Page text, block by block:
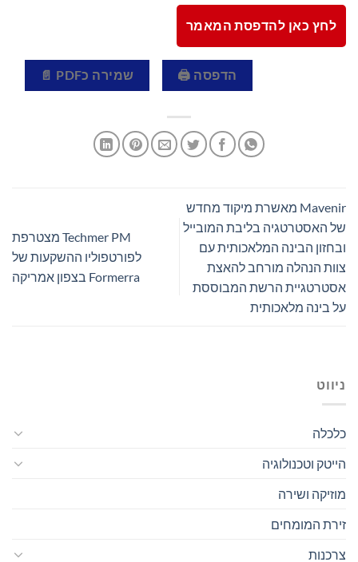
כאן להדפסת המאמר
הדפסה 🖨 שמירה כPDF 📄
Mavenir מאשרת מיקוד מחדש
בליבת המובייל
הבינה המלאכותית עם
הנהלה מורחב להאצת
הרשת המבוססת
מלאכותית
Techmer PM מצטרפת
לפורטפוליו ההשקעות של
Formerra בצפון אמריקה
וטכנולוגיה
ושירה
המומחים